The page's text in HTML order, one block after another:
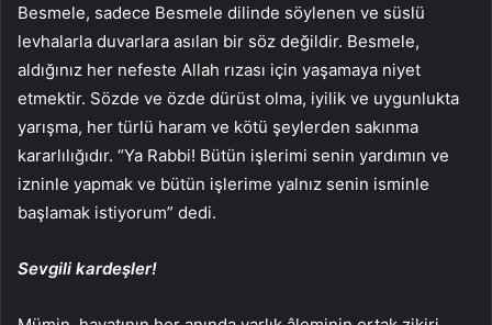
Besmele, sadece Besmele dilinde söylenen ve süslü
levhalarla duvarlara asılan bir söz değildir. Besmele,
aldığınız her nefeste Allah rızası için yaşamaya niyet
etmektir. Sözde ve özde dürüst olma, iyilik ve uygunlukta
yarışma, her türlü haram ve kötü şeylerden sakınma
kararlılığıdır. “Ya Rabbi! Bütün işlerimi senin yardımın ve
izninle yapmak ve bütün işlerime yalnız senin isminle
başlamak istiyorum” dedi.
Sevgili kardeşler!